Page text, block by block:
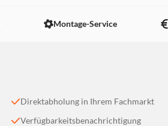
Montage-Service
Direktabholung in Ihrem Fachmarkt
Verfügbarkeitsbenachrichtigung